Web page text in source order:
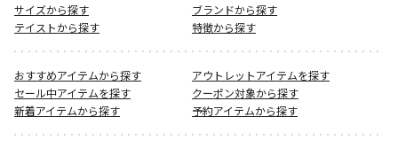
サイズから探す
ブランドから探す
テイストから探す
特徴から探す
おすすめアイテムから探す
アウトレットアイテムを探す
セール中アイテムを探す
クーポン対象から探す
新着アイテムから探す
予約アイテムから探す